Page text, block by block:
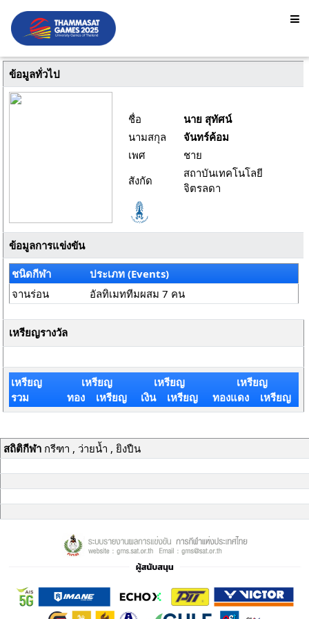
ข้อมูลทั่วไป
ชื่อ
นาย สุทัศน์
นามสกุล
จันทร์ค้อม
เพศ
ชาย
สังกัด
สถาบันเทคโนโลยี
จิตรลดา
ข้อมูลการแข่งขัน
ชนิดกีฬา
ประเภท (Events)
จานร่อน
อัลทิเมททีมผสม 7 คน
เหรียญรางวัล
เหรียญ
รวม
เหรียญ
ทอง เหรียญ
เหรียญ
เงิน เหรียญ
เหรียญ
ทองแดง เหรียญ
สถิติกีฬากรีฑา , ว่ายน้ำ , ยิงปืน